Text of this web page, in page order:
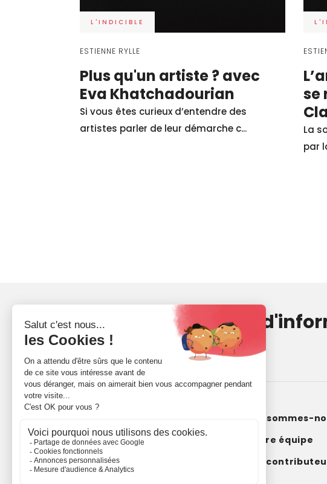
L'INDICIBLE
ESTIENNE RYLLE
Plus qu'un artiste ? avec
Eva Khatchadourian
Si vous êtes curieux d’entendre des
artistes parler de leur démarche c...
se
La
par
Recevez votre dose
et d'inspiration
Qui sommes-
Notre équipe
Les